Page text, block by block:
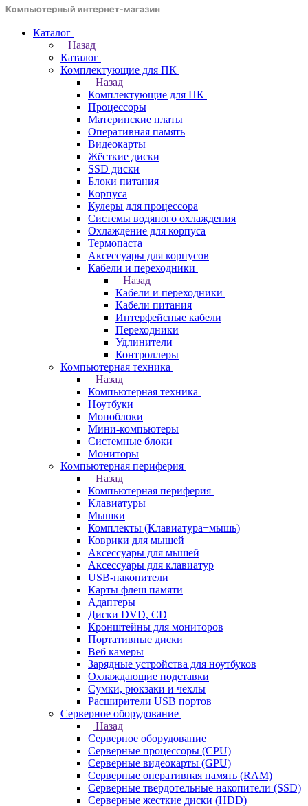
Каталог
Назад
Каталог
Комплектующие для ПК
Назад
Комплектующие для ПК
Процессоры
Материнские платы
Оперативная память
Видеокарты
Жёсткие диски
SSD диски
Блоки питания
Корпуса
Кулеры для процессора
Системы водяного охлаждения
Охлаждение для корпуса
Термопаста
Аксессуары для корпусов
Кабели и переходники
Назад
Кабели и переходники
Кабели питания
Интерфейсные кабели
Переходники
Удлинители
Контроллеры
Компьютерная техника
Назад
Компьютерная техника
Ноутбуки
Моноблоки
Мини-компьютеры
Системные блоки
Мониторы
Компьютерная периферия
Назад
Компьютерная периферия
Клавиатуры
Мышки
Комплекты (Клавиатура+мышь)
Коврики для мышей
Аксессуары для мышей
Аксессуары для клавиатур
USB-накопители
Карты флеш памяти
Адаптеры
Диски DVD, CD
Кронштейны для мониторов
Портативные диски
Веб камеры
Зарядные устройства для ноутбуков
Охлаждающие подставки
Сумки, рюкзаки и чехлы
Расширители USB портов
Серверное оборудование
Назад
Серверное оборудование
Серверные процессоры (CPU)
Серверные видеокарты (GPU)
Серверные оперативная память (RAM)
Серверные твердотельные накопители (SSD)
Серверные жесткие диски (HDD)